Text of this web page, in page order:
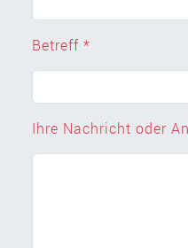
Betreff *
Ihre Nachricht oder